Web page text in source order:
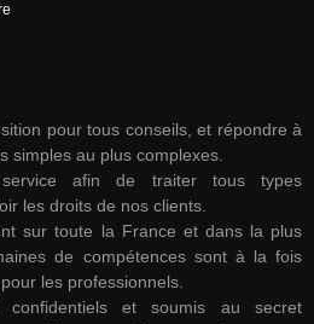
pour tous conseils, et répondre à
simples au plus complexes.
afin de traiter tous types
les droits de nos clients.
sur toute la France et dans la plus
de compétences sont à la fois
les professionnels.
et soumis au secret